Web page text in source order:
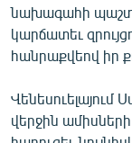
նախագահի
կարճատեւ
հանրաքվեով իր
Վենեսուելայում
վերջին